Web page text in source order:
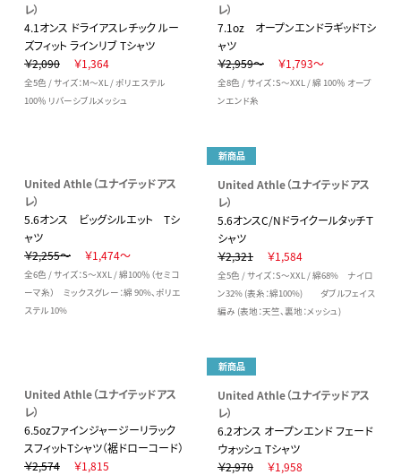
レ）
4.1オンス ドライアスレチック ルー
ズフィット ラインリブ Tシャツ
￥2,090
￥1,364
全5色 / サイズ：M～XL / ポリエステル
100％ リバーシブルメッシュ
レ）
7.1oz オープンエンドラギッドTシ
ャツ
￥2,959～
￥1,793～
全8色 / サイズ：S～XXL / 綿 100％ オープ
ンエンド糸
United Athle（ユナイテッドアス
レ）
5.6オンス ビッグシルエット Tシ
ャツ
￥2,255～
￥1,474～
全6色 / サイズ：S～XXL / 綿100％（セミコ
ーマ糸） ミックスグレー：綿 90%、ポリエ
ステル 10%
新商品
United Athle（ユナイテッドアス
レ）
5.6オンスC/NドライクールタッチＴ
シャツ
￥2,321
￥1,584
全5色 / サイズ：S～XXL / 綿68% ナイロ
ン32% (表糸：綿100%) ダブルフェイス
編み (表地：天竺、裏地：メッシュ)
United Athle（ユナイテッドアス
レ）
6.5ozファインジャージーリラック
スフィットTシャツ（裾ドローコード）
￥2,574
￥1,815
新商品
United Athle（ユナイテッドアス
レ）
6.2オンス オープンエンド フェード
ウォッシュ Tシャツ
￥2,970
￥1,958